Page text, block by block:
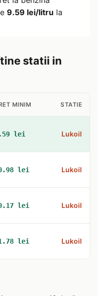
9.59 lei/litru la
statii in
MINIM STATIE
lei Lukoil
lei Lukoil
lei Lukoil
lei Lukoil